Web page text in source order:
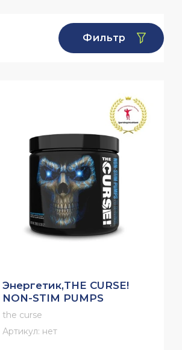
Фильтр
Энергетик,THE CURSE!
NON-STIM PUMPS
the curse
Артикул: нет